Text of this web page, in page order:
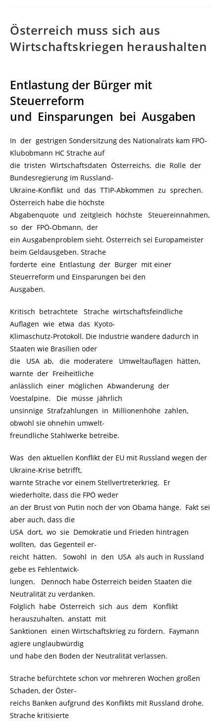
Österreich muss sich aus
Wirtschaftskriegen heraushalten
Entlastung der Bürger mit
Steuerreform
und Einsparungen bei Ausgaben
In der gestrigen Sondersitzung des Nationalrats kam FPÖ-
Klubobmann HC Strache auf
die tristen Wirtschaftsdaten Österreichs, die Rolle der
Bundesregierung im Russland-
Ukraine-Konflikt und das TTIP-Abkommen zu sprechen.
Österreich habe die höchste
Abgabenquote und zeitgleich höchste Steuereinnahmen,
so der FPÖ-Obmann, der
ein Ausgabenproblem sieht. Österreich sei Europameister
beim Geldausgeben. Strache
forderte eine Entlastung der Bürger mit einer
Steuerreform und Einsparungen bei den
Ausgaben.
Kritisch betrachtete Strache wirtschaftsfeindliche
Auflagen wie etwa das Kyoto-
Klimaschutz-Protokoll. Die Industrie wandere dadurch in
Staaten wie Brasilien oder
die USA ab, die moderatere Umweltauflagen hätten,
warnte der Freiheitliche
anlässlich einer möglichen Abwanderung der
Voestalpine. Die müsse jährlich
unsinnige Strafzahlungen in Millionenhöhe zahlen,
obwohl sie ohnehin umwelt-
freundliche Stahlwerke betreibe.
Was den aktuellen Konflikt der EU mit Russland wegen der
Ukraine-Krise betrifft,
warnte Strache vor einem Stellvertreterkrieg. Er
wiederholte, dass die FPÖ weder
an der Brust von Putin noch der von Obama hänge. Fakt sei
aber auch, dass die
USA dort, wo sie Demokratie und Frieden hintragen
wollten, das Gegenteil er-
reicht hätten. Sowohl in den USA als auch in Russland
gebe es Fehlentwick-
lungen. Dennoch habe Österreich beiden Staaten die
Neutralität zu verdanken.
Folglich habe Österreich sich aus dem Konflikt
herauszuhalten, anstatt mit
Sanktionen einen Wirtschaftskrieg zu fördern. Faymann
agiere unglaubwürdig
und habe den Boden der Neutralität verlassen.
Strache befürchtete schon vor mehreren Wochen großen
Schaden, der Öster-
reichs Banken aufgrund des Konflikts mit Russland drohe.
Strache kritisierte